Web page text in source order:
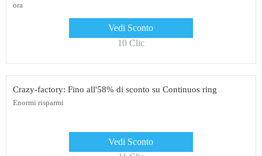
ora
Vedi Sconto
10 Clic
Crazy-factory: Fino all'58% di sconto su Continuos ring
Enormi risparmi
Vedi Sconto